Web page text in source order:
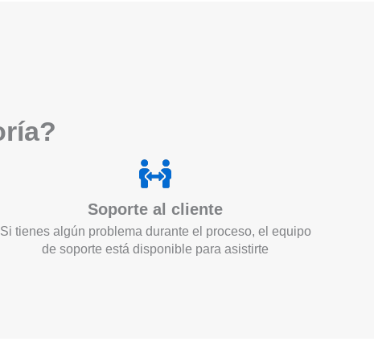
Soporte al cliente
Si tienes algún problema durante el proceso, el equipo
de soporte está disponible para asistirte